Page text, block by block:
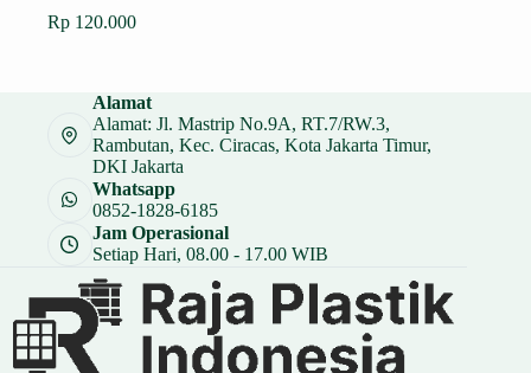
Rp 120.000
Alamat
Alamat: Jl. Mastrip No.9A, RT.7/RW.3,
Rambutan, Kec. Ciracas, Kota Jakarta Timur,
DKI Jakarta
Whatsapp
0852-1828-6185
Jam Operasional
Setiap Hari, 08.00 - 17.00 WIB